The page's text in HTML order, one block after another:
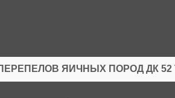
ЯИЧНЫХ ПОРОД ДК 52